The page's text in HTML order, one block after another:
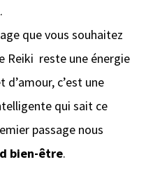
que vous souhaitez
Reiki reste une énergie
d’amour, c’est une
qui sait ce
passage nous
bien-être.